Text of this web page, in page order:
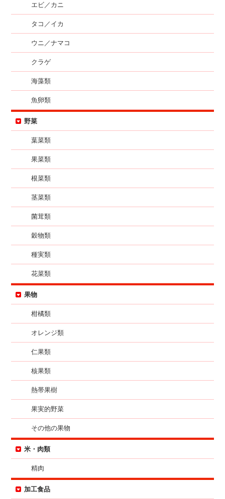
エビ／カニ
タコ／イカ
ウニ／ナマコ
クラゲ
海藻類
魚卵類
野菜
葉菜類
果菜類
根菜類
茎菜類
菌茸類
穀物類
種実類
花菜類
果物
柑橘類
オレンジ類
仁果類
核果類
熱帯果樹
果実的野菜
その他の果物
米・肉類
精肉
加工食品